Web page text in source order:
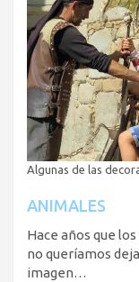
Algunas de las
ANIMALES
Hace años que
no queríamos
imagen…